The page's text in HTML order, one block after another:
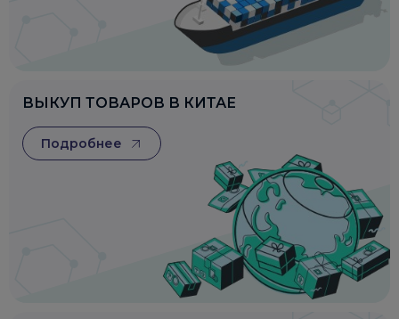
ВЫКУП ТОВАРОВ В КИТАЕ
Подробнее